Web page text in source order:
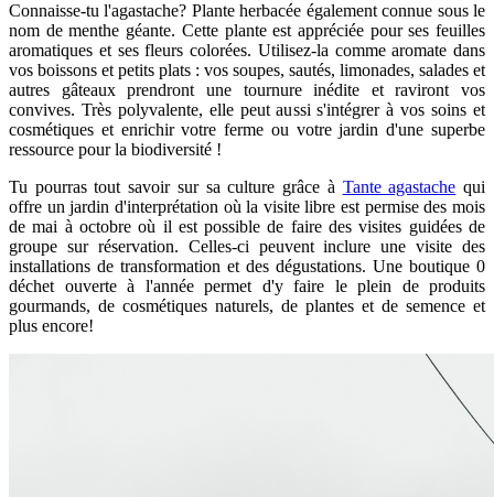
Connaisse-tu l'agastache? Plante herbacée également connue sous le
nom de menthe géante. Cette plante est appréciée pour ses feuilles
aromatiques et ses fleurs colorées. Utilisez-la comme aromate dans
vos boissons et petits plats : vos soupes, sautés, limonades, salades et
autres gâteaux prendront une tournure inédite et raviront vos
convives. Très polyvalente, elle peut aussi s'intégrer à vos soins et
cosmétiques et enrichir votre ferme ou votre jardin d'une superbe
ressource pour la biodiversité !
Tu pourras tout savoir sur sa culture grâce à Tante agastache qui
offre un jardin d'interprétation où la visite libre est permise des mois
de mai à octobre où il est possible de faire desvisites guidées de
groupe sur réservation. Celles-ci peuvent inclure une visite des
installations de transformation et des dégustations. Une boutique 0
déchet ouverte à l'année permet d'y faire le plein de produits
gourmands, de cosmétiques naturels, de plantes et de semence et
plus encore!